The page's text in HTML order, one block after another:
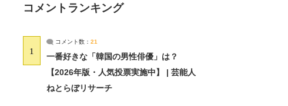
コメントランキング
1
コメント数： 21
一番好きな「韓国の男性俳優」は？
【2026年版・人気投票実施中】 | 芸能人
ねとらぼリサーチ